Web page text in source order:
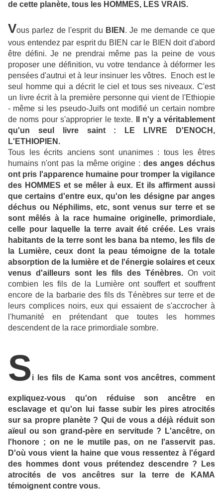
de cette planète, tous les HOMMES, LES VRAIS.
Vous parlez de l'esprit du BIEN . Je me demande ce que
vous entendez par esprit du BIEN car le BIEN doit d'abord
être défini. Je ne prendrai même pas la peine de vous
proposer une définition, vu votre tendance à déformer les
pensées d'autrui et à leur insinuer les vôtres. Enoch est le
seul homme qui a décrit le ciel et tous ses niveaux. C'est
un livre écrit à la première personne qui vient de l'Ethiopie
- même si les pseudo-Juifs ont modifié un certain nombre
de noms pour s'approprier le texte.
Il n'y a véritablement
qu'un seul livre saint : LE LIVRE D'ENOCH,
L'ETHIOPIEN.
Tous les écrits anciens sont unanimes : tous les êtres
humains n'ont pas la même origine :des anges déchus
ont pris l'apparence humaine pour tromper la vigilance
des HOMMES et se mêler à eux. Et ils affirment aussi
que certains d'entre eux, qu'on les désigne par anges
déchus ou Néphilims, etc, sont venus sur terre et se
sont mêlés à la race humaine originelle, primordiale,
celle pour laquelle la terre avait été créée. Les vrais
habitants de la terre sont les bana ba ntemo, les fils de
la Lumière, ceux dont la peau témoigne de la totale
absorption de la lumière et de l'énergie solaires et ceux
venus d'ailleurs sont les fils des Ténèbres. On voit
combien les fils de la Lumière ont souffert et souffrent
encore de la barbarie des fils ds Ténèbres sur terre et de
leurs complices noirs, eux qui essaient de s'accrocher à
l'humanité en prétendant que toutes les hommes
descendent de la race primordiale sombre.
Si les fils de Kama sont vos ancêtres, comment
expliquez-vous qu'on réduise son ancêtre en
esclavage et qu'on lui fasse subir les pires atrocités
sur sa propre planète ? Qui de vous a déjà réduit son
aïeul ou son grand-père en servitude ? L'ancêtre, on
l'honore ; on ne le mutile pas, on ne l'asservit pas.
D'où vous vient la haine que vous ressentez à l'égard
des hommes dont vous prétendez descendre ? Les
atrocités de vos ancêtres sur la terre de KAMA
témoignent contre vous.